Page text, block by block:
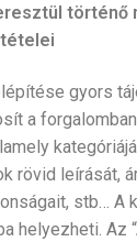
történő
gyors
a
rövid leírását,
stb… A
helyezheti. Az